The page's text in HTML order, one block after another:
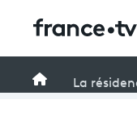
Accueil
La